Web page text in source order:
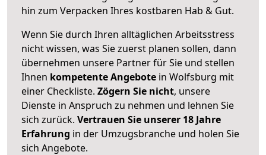
hin zum Verpacken Ihres kostbaren Hab & Gut.
Wenn Sie durch Ihren alltäglichen Arbeitsstress
nicht wissen, was Sie zuerst planen sollen, dann
übernehmen unsere Partner für Sie und stellen
Ihnen kompetente Angebote in Wolfsburg mit
einer Checkliste. Zögern Sie nicht, unsere
Dienste in Anspruch zu nehmen und lehnen Sie
sich zurück. Vertrauen Sie unserer 18 Jahre
Erfahrung in der Umzugsbranche und holen Sie
sich Angebote.